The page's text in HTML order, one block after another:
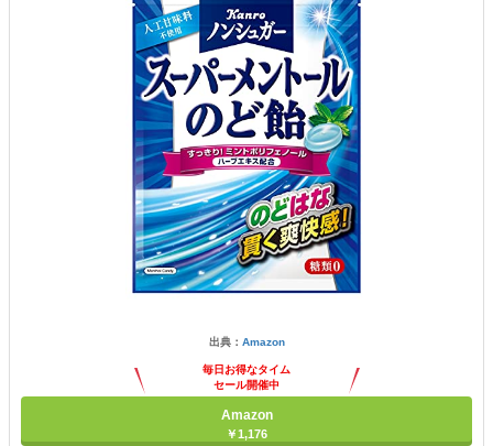
出典： Amazon
毎日お得なタイム
セール開催中
Amazon
￥1,176